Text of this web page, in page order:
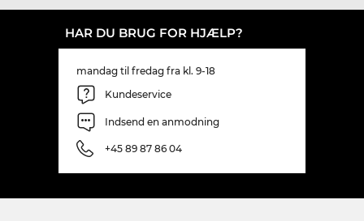
HAR DU BRUG FOR HJÆLP?
mandag til fredag fra kl. 9-18
Kundeservice
Indsend en anmodning
+45 89 87 86 04